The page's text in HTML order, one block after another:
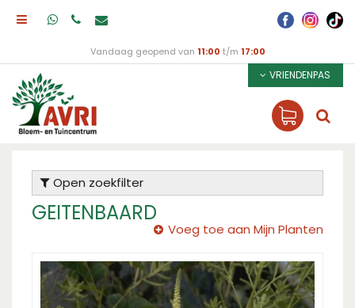
Vandaag geopend van 11:00 t/m 17:00
VRIENDENPAS
Open zoekfilter
GEITENBAARD
Voeg toe aan Mijn Planten